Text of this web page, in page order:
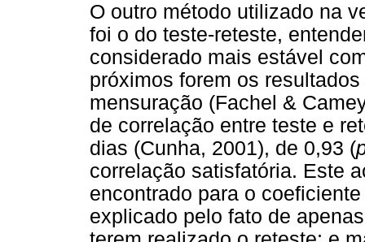
O outro método utilizado na
foi o do teste-reteste,
considerado mais estável
próximos forem os
mensuração (Fachel &
de correlação entre teste e
dias (Cunha, 2001), de 0,93 (
correlação satisfatória. Este
encontrado para o
explicado pelo fato de